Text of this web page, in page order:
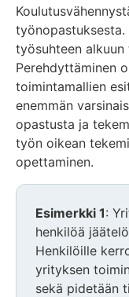
työsuhteen
Perehdyttäminen
toimintamallien
enemmän
opastusta ja
työn oikean
opettaminen.
Esimerkki 1:
henkilöä
Henkilöille
yrityksen
sekä pidetään